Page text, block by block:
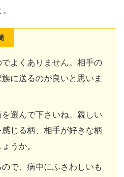
よくありません。相手の
に送るのが良いと思いま
選んで下さいね。親しい
じる柄、相手が好きな柄
うか。
で、病中にふさわしいも